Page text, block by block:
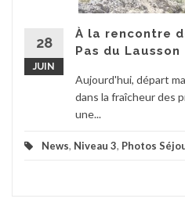
28
JUIN
À la rencontre
Pas du Lausson
Aujourd'hui, départ
dans la fraîcheur des
une...
News, Niveau 3, Photos